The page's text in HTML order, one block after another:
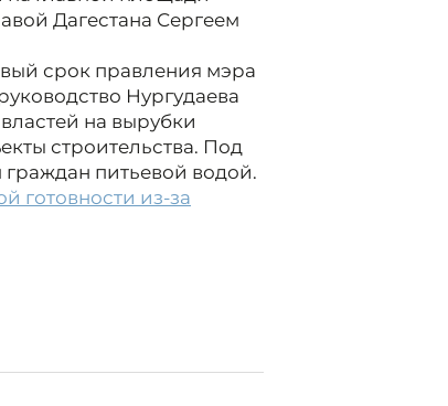
Дагестана Сергеем
срок правления мэра
Нургудаева
на вырубки
строительства. Под
питьевой водой.
готовности из-за